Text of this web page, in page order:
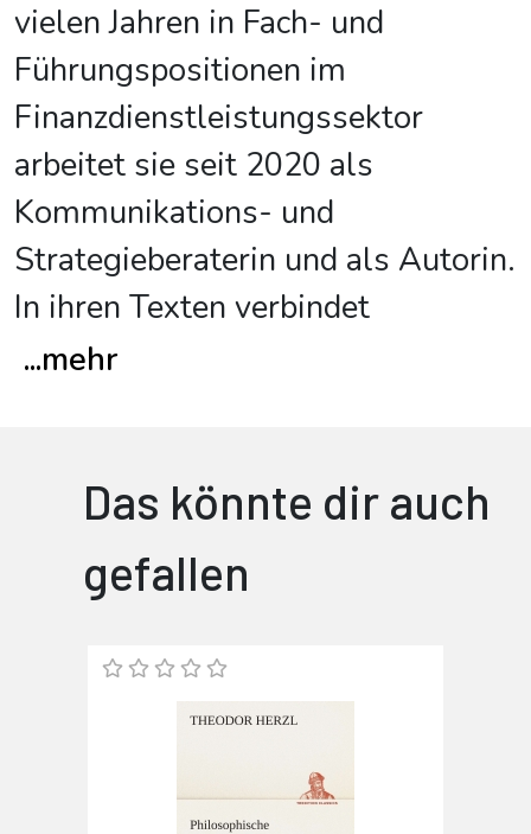
vielen Jahren in Fach- und
Führungspositionen im
Finanzdienstleistungssektor
arbeitet sie seit 2020 als
Kommunikations- und
Strategieberaterin und als Autorin.
In ihren Texten verbindet
...mehr
Das könnte dir auch
gefallen